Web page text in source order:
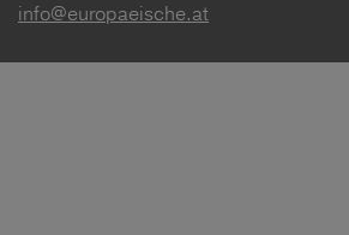
info@europaeische.at